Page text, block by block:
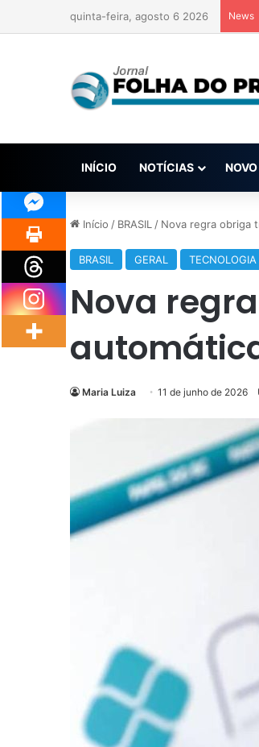
quinta-feira, agosto 6 2026 News
INÍCIO NOTÍCIAS
Início / BRASIL / Nova regra obriga
BRASIL GERAL
Nova
Maria Luiza 11 de junho de 2026